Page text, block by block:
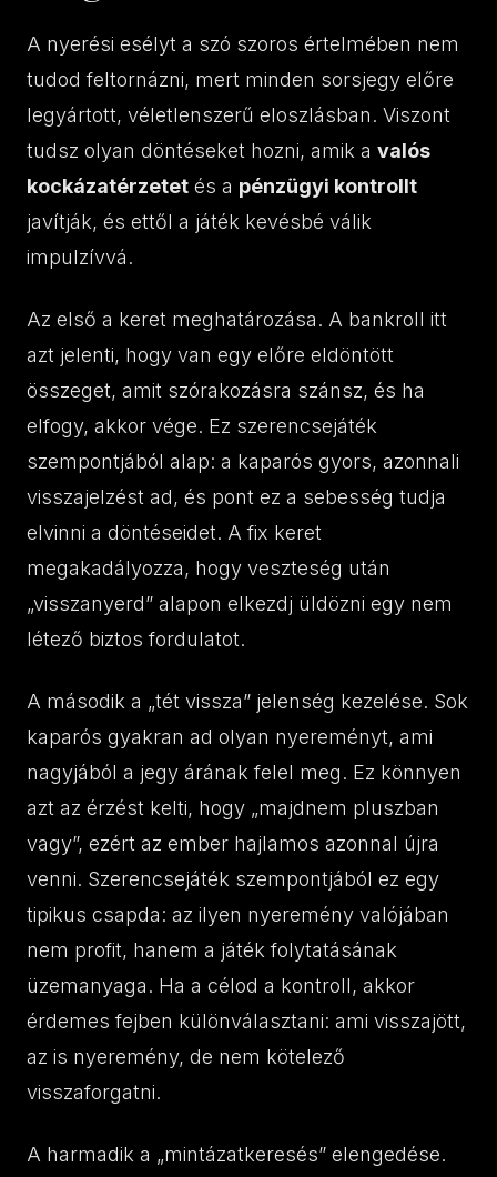
A nyerési esélyt a szó szoros értelmében nem
tudod feltornázni, mert minden sorsjegy előre
legyártott, véletlenszerű eloszlásban. Viszont
tudsz olyan döntéseket hozni, amik a valós
kockázatérzetet és a pénzügyi kontrollt
javítják, és ettől a játék kevésbé válik
impulzívvá.
Az első a keret meghatározása. A bankroll itt
azt jelenti, hogy van egy előre eldöntött
összeget, amit szórakozásra szánsz, és ha
elfogy, akkor vége. Ez szerencsejáték
szempontjából alap: a kaparós gyors, azonnali
visszajelzést ad, és pont ez a sebesség tudja
elvinni a döntéseidet. A fix keret
megakadályozza, hogy veszteség után
„visszanyerd” alapon elkezdj üldözni egy nem
létező biztos fordulatot.
A második a „tét vissza” jelenség kezelése. Sok
kaparós gyakran ad olyan nyereményt, ami
nagyjából a jegy árának felel meg. Ez könnyen
azt az érzést kelti, hogy „majdnem pluszban
vagy”, ezért az ember hajlamos azonnal újra
venni. Szerencsejáték szempontjából ez egy
tipikus csapda: az ilyen nyeremény valójában
nem profit, hanem a játék folytatásának
üzemanyaga. Ha a célod a kontroll, akkor
érdemes fejben különválasztani: ami visszajött,
az is nyeremény, de nem kötelező
visszaforgatni.
A harmadik a „mintázatkeresés” elengedése.